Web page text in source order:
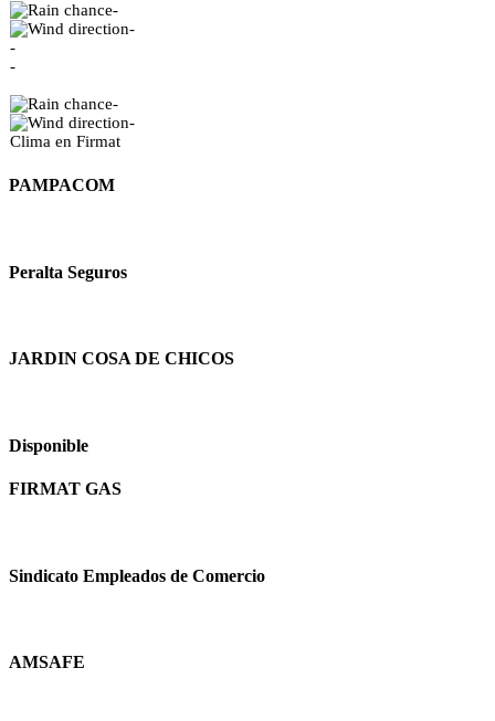
-
-
-
-
-
-
Clima en Firmat
PAMPACOM
Peralta Seguros
JARDIN COSA DE CHICOS
Disponible
FIRMAT GAS
Sindicato Empleados de Comercio
AMSAFE